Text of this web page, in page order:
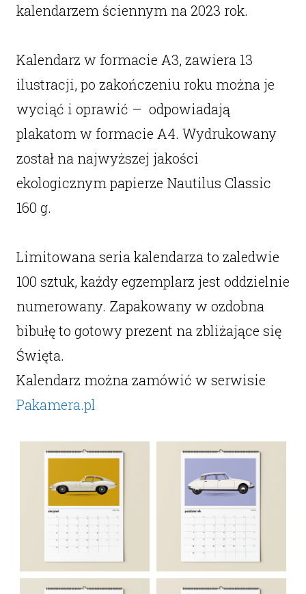
kalendarzem ściennym na 2023 rok.
Kalendarz w formacie A3, zawiera 13
ilustracji, po zakończeniu roku można je
wyciąć i oprawić – odpowiadają
plakatom w formacie A4. Wydrukowany
został na najwyższej jakości
ekologicznym papierze Nautilus Classic
160 g.
Limitowana seria kalendarza to zaledwie
100 sztuk, każdy egzemplarz jest oddzielnie
numerowany. Zapakowany w ozdobna
bibułę to gotowy prezent na zbliżające się
Święta.
Kalendarz można zamówić w serwisie
Pakamera.pl